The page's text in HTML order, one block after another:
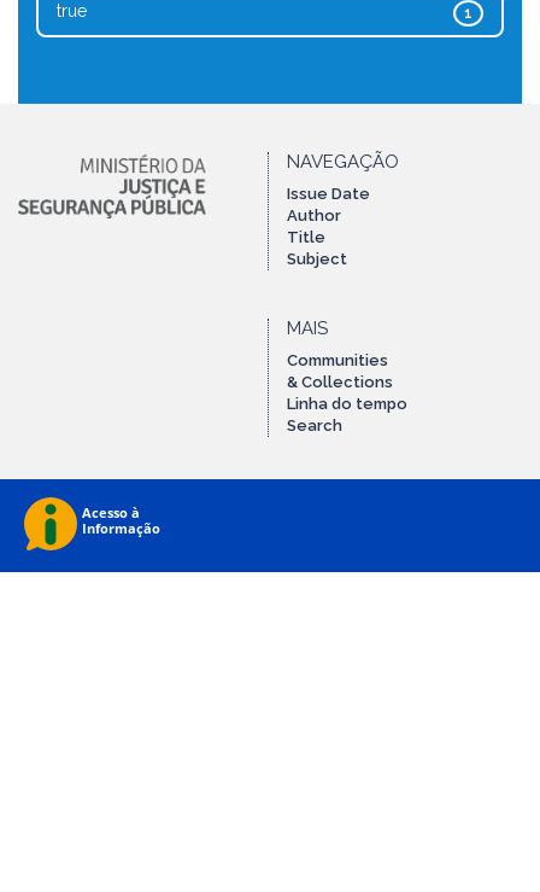
1
true
NAVEGAÇÃO
Issue Date
Author
Title
Subject
MAIS
Communities
& Collections
Linha do tempo
Search